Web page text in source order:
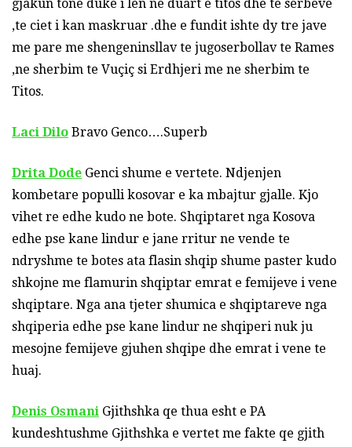
gjakun tone duke i len ne duart e titos dhe te serbeve
,te ciet i kan maskruar .dhe e fundit ishte dy tre jave
me pare me shengeninsllav te jugoserbollav te Rames
,ne sherbim te Vuçiç si Erdhjeri me ne sherbim te
Titos.
Laci Dilo Bravo Genco….Superb
Drita Dode Genci shume e vertete. Ndjenjen
kombetare populli kosovar e ka mbajtur gjalle. Kjo
vihet re edhe kudo ne bote. Shqiptaret nga Kosova
edhe pse kane lindur e jane rritur ne vende te
ndryshme te botes ata flasin shqip shume paster kudo
shkojne me flamurin shqiptar emrat e femijeve i vene
shqiptare. Nga ana tjeter shumica e shqiptareve nga
shqiperia edhe pse kane lindur ne shqiperi nuk ju
mesojne femijeve gjuhen shqipe dhe emrat i vene te
huaj.
Denis Osmani Gjithshka qe thua esht e PA
kundeshtushme Gjithshka e vertet me fakte qe gjith